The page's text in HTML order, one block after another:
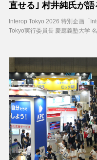
直せる｣ 村井純氏が
Tokyoが宇宙に取り
Interop Tokyo 2026 特別企画「
Tokyo実行委員長 慶應義塾大学